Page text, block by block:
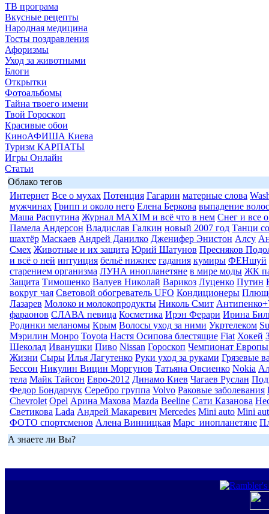
ТВ програма
Вкусные рецепты
Народная медицина
Тосты поздравления
Афоризмы
Уход за животными
Блоги
Открытки
Фотоальбомы
Тайна твоего имени
Твой Гороскоп
Красивые обои
КиноАФИША Киева
Туризм КАРПАТЫ
Игры Онлайн
Статьи
Облако тегов
Интернет Все о мухах Потенция Гагарин матерные слова
мужчинах Грипп и около него Елена Беркова выпадение волос
Маша Распутина Журнал MAXIM и всё что в нем Снег и все
Памела Андерсон Владислав Галкин новый 2007 год Танци
шахтёр Маскаев Андрей Данилко Дженифер Энистон Алсу
Смех Животные и их защита Юрий Шатунов Пресняков
и всё о ней интуиция бельё нижнее гадания кумиры ФЕНшуй
старением организма ЛУНА инопланетяне в мире моды ЖК
Защита Тимошенко Валуев Николай Варикоз Луценко Путин
вокруг чая Световой обогреватель UFO Кондиционеры
Лазарев Молоко и молокопродукты Николь Смит
фараонов СЛАВА певица Косметика Ирэн Ферари Ирина
Родинки меланомы Крым Волосы уход за ними Укртелеком
Мэрилин Монро Toyota Настя Осипова блестящие Fiat Хокей
Шеколад Иванушки Пиво Nissan Гороскоп Чемпионат
Жизни Сыры Илья Лагутенко Руки уход за руками Грязевые
Бессон Никулин Вицин Моргунов Татьяна Овсиенко Nokia
тела Майк Тайсон Евро-2012 Динамо Киев Чагаев Руслан
Федор Бондарчук Серебро группа Volvo Раковые заболевания
Chevrolet Opel Арина Махова Mazda Beeline Сати Казанова
Светикова Lada Андрей Макаревич Mercedes Mini auto Mini
ФОТО спортсменов Алена Винницкая Марс_инопланетяне
А знаете ли Вы?